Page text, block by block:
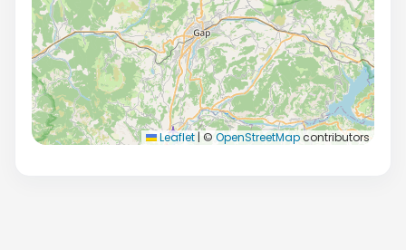
Leaflet | © OpenStreetMapcontributors